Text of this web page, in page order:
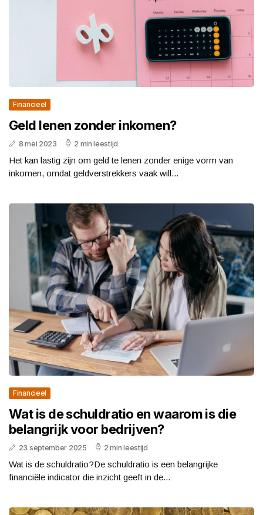
Financieel
Geld lenen zonder inkomen?
8 mei 2023 2 min leestijd
Het kan lastig zijn om geld te lenen zonder enige vorm van
inkomen, omdat geldverstrekkers vaak will...
Financieel
Wat is de schuldratio en waarom is die
belangrijk voor bedrijven?
23 september 2025 2 min leestijd
Wat is de schuldratio?De schuldratio is een belangrijke
financiële indicator die inzicht geeft in de...